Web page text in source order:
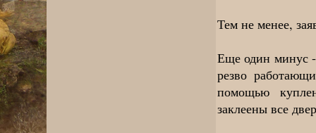
Тем не менее,
Еще один минус -
резво
помощью
заклеены все